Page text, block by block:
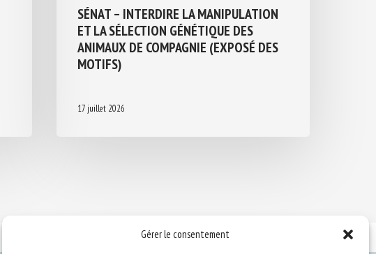
Gérer le consentement
SÉNAT – INTERDIRE LA MANIPULATION
ET LA SÉLECTION GÉNÉTIQUE DES
ANIMAUX DE COMPAGNIE (EXPOSÉ DES
MOTIFS)
17 juillet 2026